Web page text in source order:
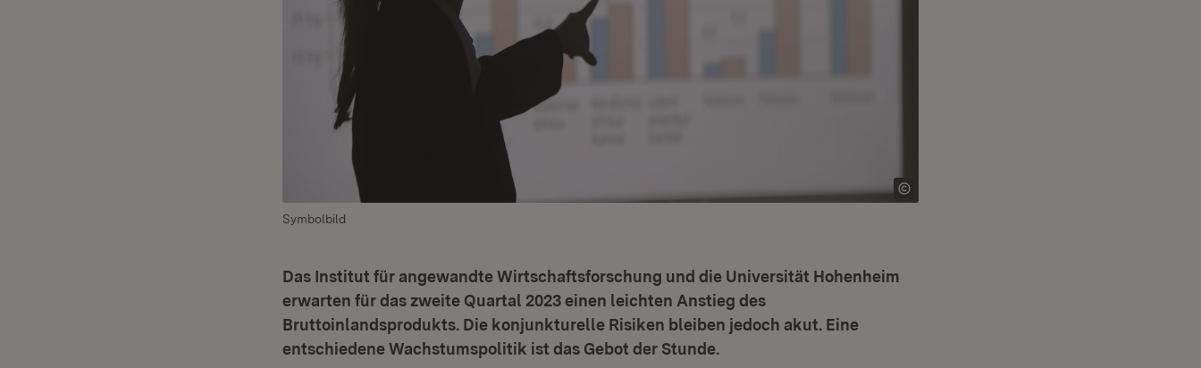
Symbolbild
Das Institut für angewandte Wirtschaftsforschung und die Universität Hohenheim
erwarten für das zweite Quartal 2023 einen leichten Anstieg des
Bruttoinlandsprodukts. Die konjunkturelle Risiken bleiben jedoch akut. Eine
entschiedene Wachstumspolitik ist das Gebot der Stunde.